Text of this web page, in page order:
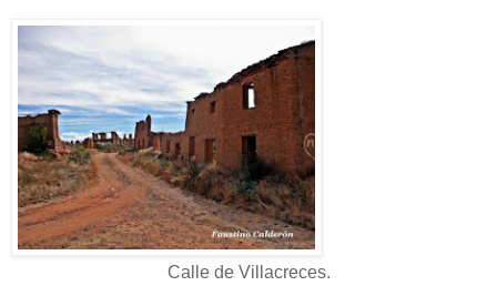
Calle de Villacreces.